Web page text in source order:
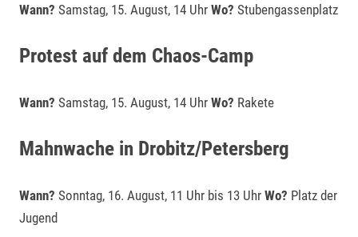
Wann? Samstag, 15. August, 14 Uhr Wo? Stubengassenplatz
Protest auf dem Chaos-Camp
Wann? Samstag, 15. August, 14 Uhr Wo? Rakete
Mahnwache in Drobitz/Petersberg
Wann? Sonntag, 16. August, 11 Uhr bis 13 Uhr Wo? Platz der
Jugend